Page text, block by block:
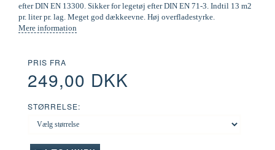
efter DIN EN 13300. Sikker for legetøj efter DIN EN 71-3. Indtil 13 m2
pr. liter pr. lag. Meget god dækkeevne. Høj overfladestyrke.
Mere information
PRIS FRA
249,00 DKK
STØRRELSE: